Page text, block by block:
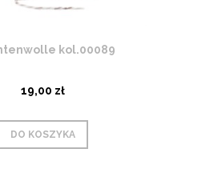
kol.00089
19,00 zł
DO KOSZYKA